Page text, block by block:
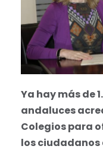
Ya hay más de
andaluces
Colegios para
los ciudadanos